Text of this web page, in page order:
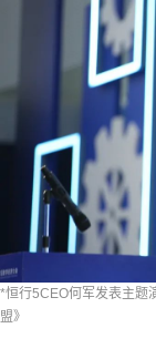
*恒行5CEO何军发表主题
盟》